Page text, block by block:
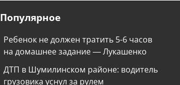
Популярное
Ребенок не должен тратить 5-6 часов
на домашнее задание — Лукашенко
ДТП в Шумилинском районе: водитель
грузовика уснул за рулем